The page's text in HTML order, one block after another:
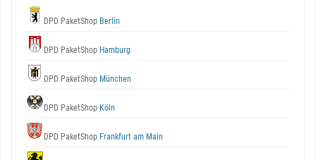
DPD PaketShop Berlin
DPD PaketShop Hamburg
DPD PaketShop München
DPD PaketShop Köln
DPD PaketShop Frankfurt am Main